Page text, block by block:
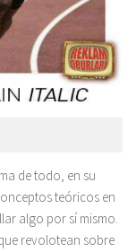
de todo, en su
teóricos en
algo por sí mismo.
revolotean sobre